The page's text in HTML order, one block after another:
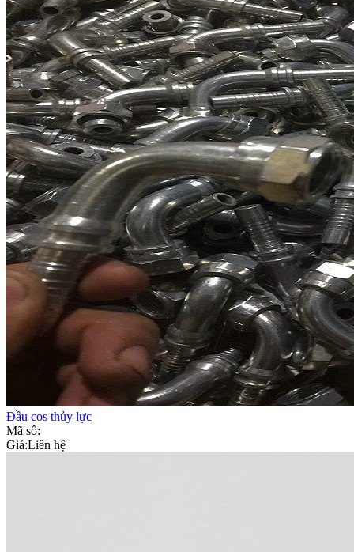
Đầu cos thủy lực
Mã số:
Giá:Liên hệ